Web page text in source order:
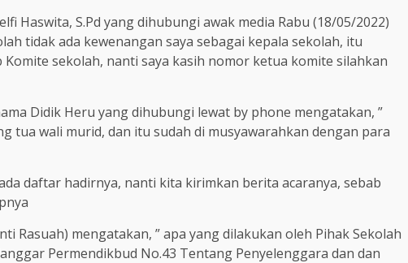
Haswita, S.Pd yang dihubungi awak media Rabu (18/05/2022)
tidak ada kewenangan saya sebagai kepala sekolah, itu
sekolah, nanti saya kasih nomor ketua komite silahkan
Didik Heru yang dihubungi lewat by phone mengatakan, ”
tua wali murid, dan itu sudah di musyawarahkan dengan para
daftar hadirnya, nanti kita kirimkan berita acaranya, sebab
Rasuah) mengatakan, ” apa yang dilakukan oleh Pihak Sekolah
Permendikbud No.43 Tentang Penyelenggara dan dan